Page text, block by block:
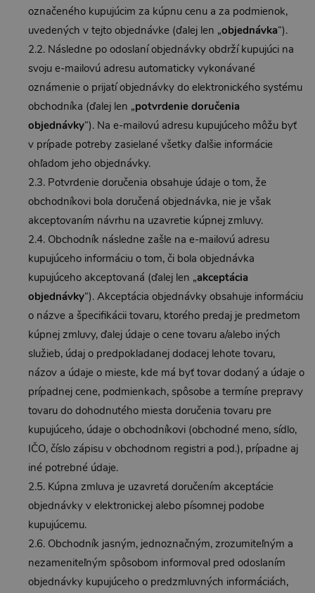
označeného kupujúcim za kúpnu cenu a za podmienok,
uvedených v tejto objednávke (ďalej len „objednávka“).
2.2. Následne po odoslaní objednávky obdrží kupujúci na
svoju e-mailovú adresu automaticky vykonávané
oznámenie o prijatí objednávky do elektronického systému
obchodníka (ďalej len „potvrdenie doručenia
objednávky“). Na e-mailovú adresu kupujúceho môžu byť
v prípade potreby zasielané všetky ďalšie informácie
ohľadom jeho objednávky.
2.3. Potvrdenie doručenia obsahuje údaje o tom, že
obchodníkovi bola doručená objednávka, nie je však
akceptovaním návrhu na uzavretie kúpnej zmluvy.
2.4. Obchodník následne zašle na e-mailovú adresu
kupujúceho informáciu o tom, či bola objednávka
kupujúceho akceptovaná (ďalej len „akceptácia
objednávky“). Akceptácia objednávky obsahuje informáciu
o názve a špecifikácii tovaru, ktorého predaj je predmetom
kúpnej zmluvy, ďalej údaje o cene tovaru a/alebo iných
služieb, údaj o predpokladanej dodacej lehote tovaru,
názov a údaje o mieste, kde má byť tovar dodaný a údaje o
prípadnej cene, podmienkach, spôsobe a termíne prepravy
tovaru do dohodnutého miesta doručenia tovaru pre
kupujúceho, údaje o obchodníkovi (obchodné meno, sídlo,
IČO, číslo zápisu v obchodnom registri a pod.), prípadne aj
iné potrebné údaje.
2.5. Kúpna zmluva je uzavretá doručením akceptácie
objednávky v elektronickej alebo písomnej podobe
kupujúcemu.
2.6. Obchodník jasným, jednoznačným, zrozumiteľným a
nezameniteľným spôsobom informoval pred odoslaním
objednávky kupujúceho o predzmluvných informáciách,